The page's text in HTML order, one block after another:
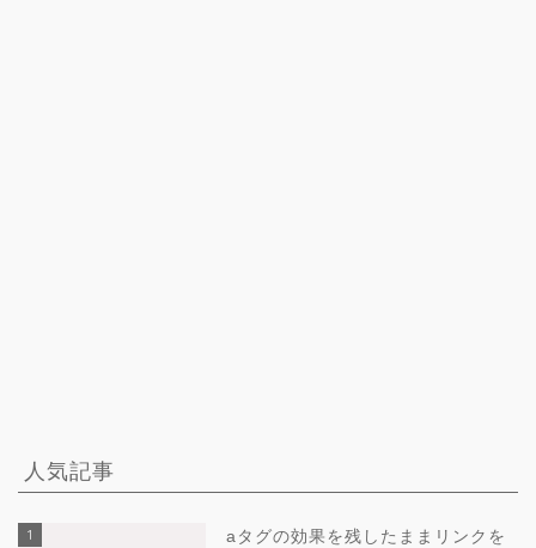
人気記事
1
aタグの効果を残したままリンクを